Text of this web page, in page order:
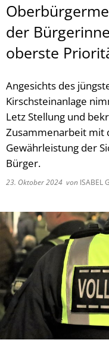
der
oberste
Angesichts des
Kirschsteinanlage
Letz Stellung und
Zusammenarbeit mit
Gewährleistung der
Bürger.
23. Oktober 2024 von ISABEL